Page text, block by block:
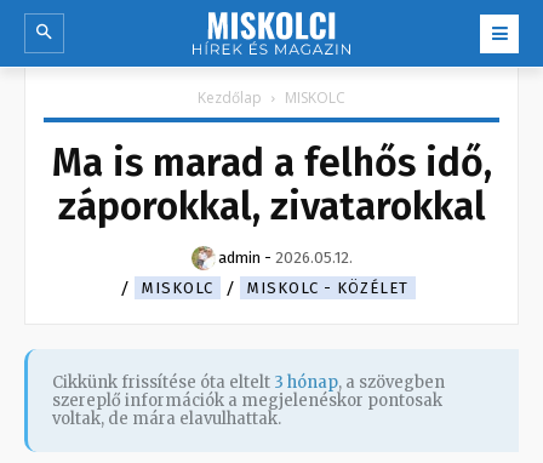
Kezdőlap MISKOLC
Ma is marad a felhős idő,
záporokkal, zivatarokkal
admin - 2026.05.12.
MISKOLC
MISKOLC - KÖZÉLET
Cikkünk frissítése óta eltelt 3 hónap, a szövegben
szereplő információk a megjelenéskor pontosak
voltak, de mára elavulhattak.